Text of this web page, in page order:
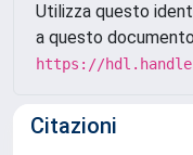
Utilizza questo
a questo
https://
Citazioni